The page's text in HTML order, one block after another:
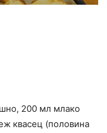
200 мл млако
квасец (половина